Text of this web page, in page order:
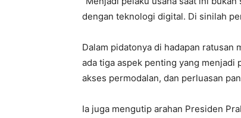
dengan teknologi digital. Di sinilah
Dalam pidatonya di hadapan ratusan
ada tiga aspek penting yang menjadi
akses permodalan, dan perluasan
Ia juga mengutip arahan Presiden